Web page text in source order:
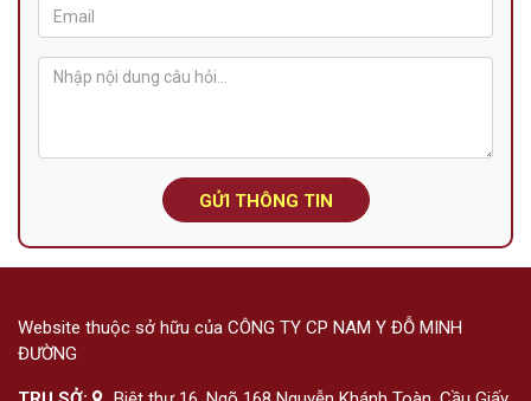
GỬI THÔNG TIN
Website thuộc sở hữu của CÔNG TY CP NAM Y ĐỖ MINH
ĐƯỜNG